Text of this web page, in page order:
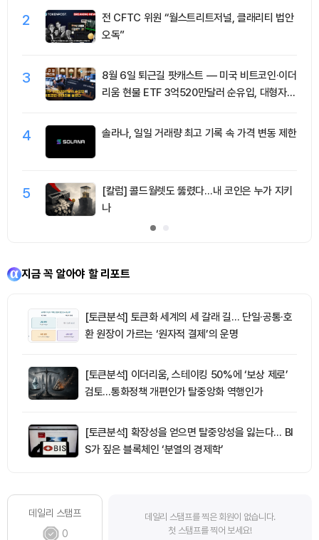
2
전 CFTC 위원 “월스트리트저널, 클래리티 법안
오독”
3
8월 6일 퇴근길 팟캐스트 — 미국 비트코인·이더
리움 현물 ETF 3억520만달러 순유입, 대형자산
4 솔라나, 일일 거래량 최고 기록 속 가격 변동 제한
5
[칼럼] 콜드월렛도 뚫렸다…내 코인은 누가 지키
나
지금 꼭 알아야 할 리포트
[토큰분석] 토큰화 세계의 세 갈래 길… 단일·공통·호
환 원장이 가르는 ‘원자적 결제’의 운명
[토큰분석] 이더리움, 스테이킹 50%에 ‘보상 제로’
검토…통화정책 개편인가 탈중앙화 역행인가
[토큰분석] 확장성을 얻으면 탈중앙성을 잃는다… BI
S가 짚은 블록체인 ‘분열의 경제학’
데일리 스탬프
0
데일리 스탬프를 찍은 회원이 없습니다.
첫 스탬프를 찍어 보세요!